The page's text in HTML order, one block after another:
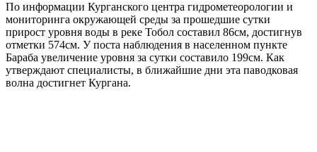
По информации Курганского центра гидрометеорологии и
мониторинга окружающей среды за прошедшие сутки
прирост уровня воды в реке Тобол составил 86см, достигнув
отметки 574см. У поста наблюдения в населенном пункте
Бараба увеличение уровня за сутки составило 199см. Как
утверждают специалисты, в ближайшие дни эта паводковая
волна достигнет Кургана.